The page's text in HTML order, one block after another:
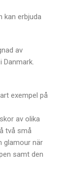
kan erbjuda
av
exempel på
av olika
två små
glamour när
samt den